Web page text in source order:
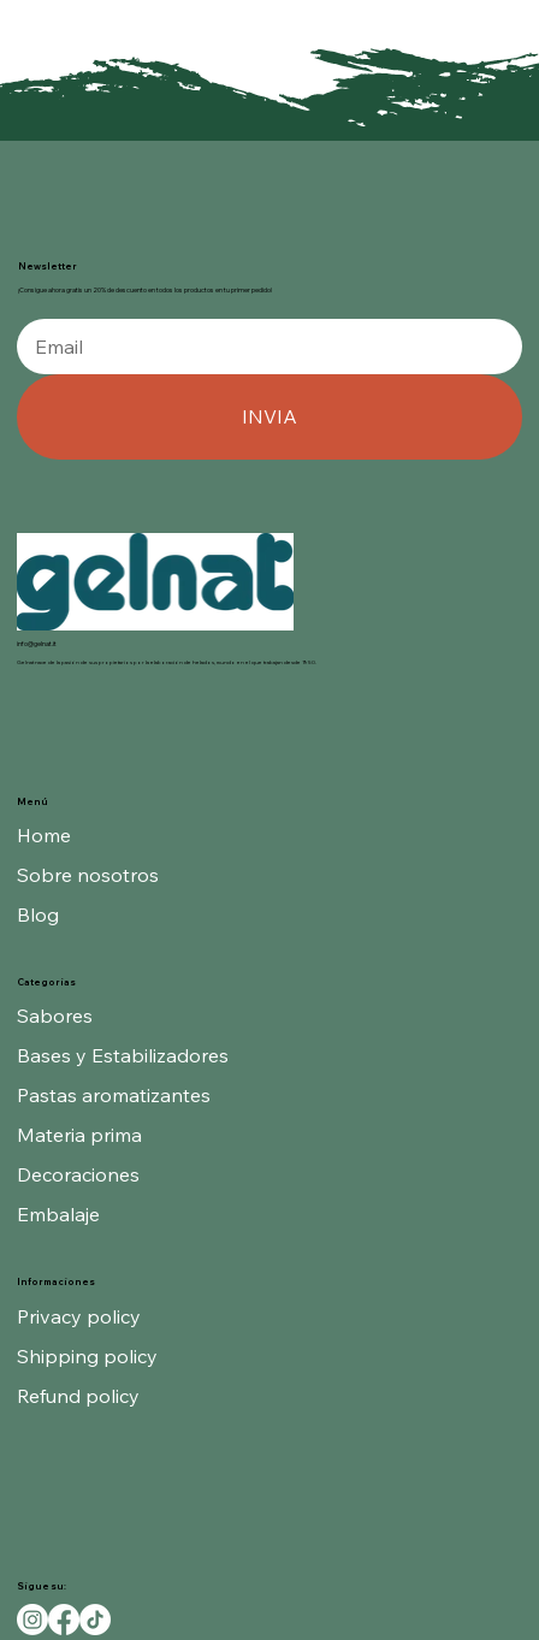
Newsletter
¡Consigue ahora gratis un 20% de descuento en todos los productos en tu primer pedido!
INVIA
info@gelnat.it
Gelnat nace de la pasión de sus propietarios por la elaboración de helados, mundo en el que trabajan desde 1950.
Informaciones
Privacy policy
Shipping policy
Refund policy
Categorías
Sabores
Bases y Estabilizadores
Pastas aromatizantes
Materia prima
Decoraciones
Embalaje
Menú
Home
Sobre nosotros
Blog
Sigue su: